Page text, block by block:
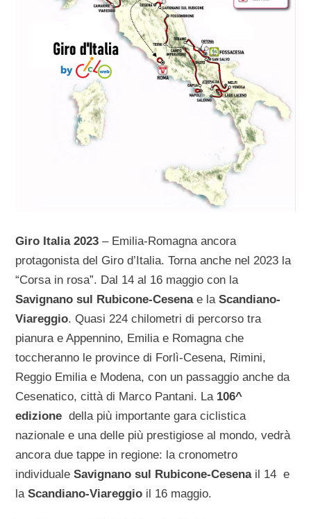
Giro Italia 2023 – Emilia-Romagna ancora
protagonista del Giro d’Italia. Torna anche nel 2023 la
“Corsa in rosa”. Dal 14 al 16 maggio con la
Savignano sul Rubicone-Cesenae laScandiano-
Viareggio. Quasi 224 chilometri di percorso tra
pianura e Appennino, Emilia e Romagna che
toccheranno le province di Forlì-Cesena, Rimini,
Reggio Emilia e Modena, con un passaggio anche da
Cesenatico, città di Marco Pantani. La 106^
edizione della più importante gara ciclistica
nazionale e una delle più prestigiose al mondo, vedrà
ancora due tappe in regione: la cronometro
individualeSavignano sul Rubicone-Cesenail 14 e
laScandiano-Viareggio il 16 maggio.